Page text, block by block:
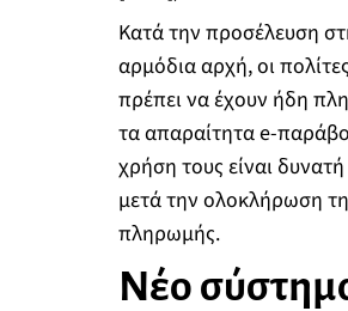
Κατά την προσέλευση
αρμόδια αρχή, οι πολίτες
πρέπει να έχουν ήδη
τα απαραίτητα e-
χρήση τους είναι
μετά την ολοκλήρωση
πληρωμής.
Νέο